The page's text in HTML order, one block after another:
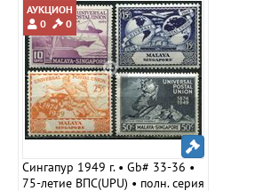
АУКЦИОН
0
0
Сингапур 1949 г. • Gb# 33-36 •
75-летие ВПС(UPU) • полн. серия